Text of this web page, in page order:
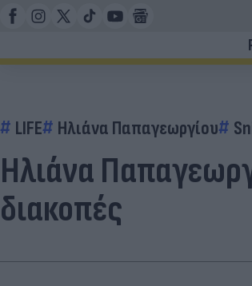
LIFE Ηλιάνα Παπαγεωργίου
Ηλιάνα
διακοπές